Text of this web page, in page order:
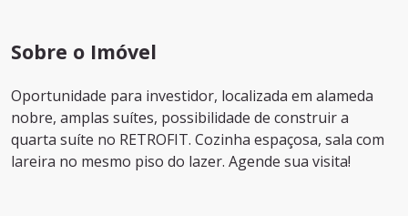
Sobre o Imóvel
Oportunidade para investidor, localizada em alameda
nobre, amplas suítes, possibilidade de construir a
quarta suíte no RETROFIT. Cozinha espaçosa, sala com
lareira no mesmo piso do lazer. Agende sua visita!